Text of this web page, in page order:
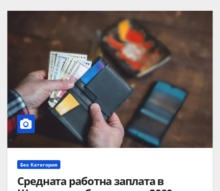
Без Категория
Средната работна заплата в